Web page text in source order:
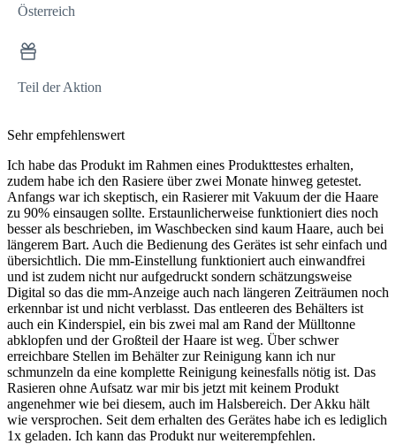
Österreich
Teil der Aktion
Sehr empfehlenswert
Ich habe das Produkt im Rahmen eines Produkttestes erhalten,
zudem habe ich den Rasiere über zwei Monate hinweg getestet.
Anfangs war ich skeptisch, ein Rasierer mit Vakuum der die Haare
zu 90% einsaugen sollte. Erstaunlicherweise funktioniert dies noch
besser als beschrieben, im Waschbecken sind kaum Haare, auch bei
längerem Bart. Auch die Bedienung des Gerätes ist sehr einfach und
übersichtlich. Die mm-Einstellung funktioniert auch einwandfrei
und ist zudem nicht nur aufgedruckt sondern schätzungsweise
Digital so das die mm-Anzeige auch nach längeren Zeiträumen noch
erkennbar ist und nicht verblasst. Das entleeren des Behälters ist
auch ein Kinderspiel, ein bis zwei mal am Rand der Mülltonne
abklopfen und der Großteil der Haare ist weg. Über schwer
erreichbare Stellen im Behälter zur Reinigung kann ich nur
schmunzeln da eine komplette Reinigung keinesfalls nötig ist. Das
Rasieren ohne Aufsatz war mir bis jetzt mit keinem Produkt
angenehmer wie bei diesem, auch im Halsbereich. Der Akku hält
wie versprochen. Seit dem erhalten des Gerätes habe ich es lediglich
1x geladen. Ich kann das Produkt nur weiterempfehlen.